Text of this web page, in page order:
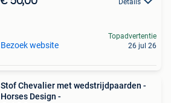
Details
Bezoek website
Topadvertentie
26 jul 26
Stof Chevalier met wedstrijdpaarden -
Horses Design -